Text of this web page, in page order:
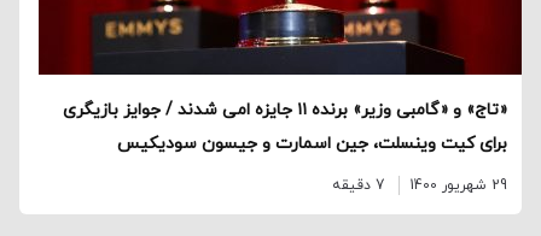
«تاج» و «گامبی وزیر» برنده ۱۱ جایزه امی شدند / جوایز بازیگری
برای کیت وینسلت، جین اسمارت و جیسون سودیکیس
29 شهریور 1400 7 دقیقه